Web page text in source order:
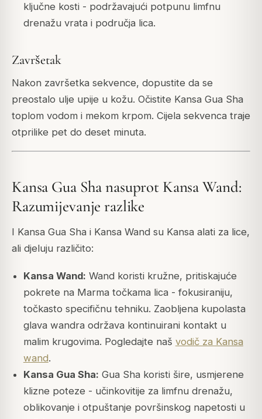
ključne kosti - podržavajući potpunu limfnu
drenažu vrata i područja lica.
Završetak
Nakon završetka sekvence, dopustite da se
preostalo ulje upije u kožu. Očistite Kansa Gua Sha
toplom vodom i mekom krpom. Cijela sekvenca traje
otprilike pet do deset minuta.
Kansa Gua Sha nasuprot Kansa Wand:
Razumijevanje razlike
I Kansa Gua Sha i Kansa Wand su Kansa alati za lice,
ali djeluju različito:
Kansa Wand: Wand koristi kružne, pritiskajuće
pokrete na Marma točkama lica - fokusiraniju,
točkasto specifičnu tehniku. Zaobljena kupolasta
glava wandra održava kontinuirani kontakt u
malim krugovima. Pogledajte naš vodič za Kansa
wand.
Kansa Gua Sha: Gua Sha koristi šire, usmjerene
klizne poteze - učinkovitije za limfnu drenažu,
oblikovanje i otpuštanje površinskog napetosti u